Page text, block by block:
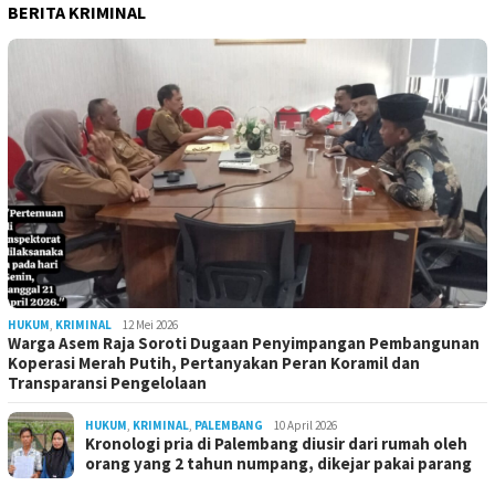
BERITA KRIMINAL
HUKUM, KRIMINAL 12 Mei 2026
Warga Asem Raja Soroti Dugaan Penyimpangan Pembangunan
Koperasi Merah Putih, Pertanyakan Peran Koramil dan
Transparansi Pengelolaan
HUKUM, KRIMINAL, PALEMBANG 10 April 2026
Kronologi pria di Palembang diusir dari rumah oleh
orang yang 2 tahun numpang, dikejar pakai parang